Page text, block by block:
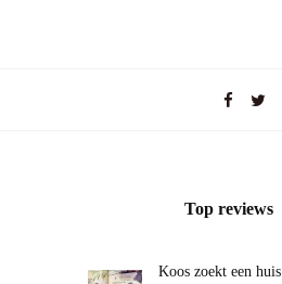
Top reviews
Koos zoekt een huis |